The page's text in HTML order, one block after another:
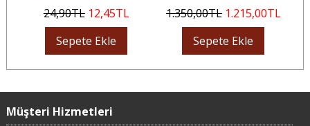
24,90TL 12,45TL
Sepete Ekle
1.350,00TL 1.215,00TL
Sepete Ekle
Müşteri Hizmetleri